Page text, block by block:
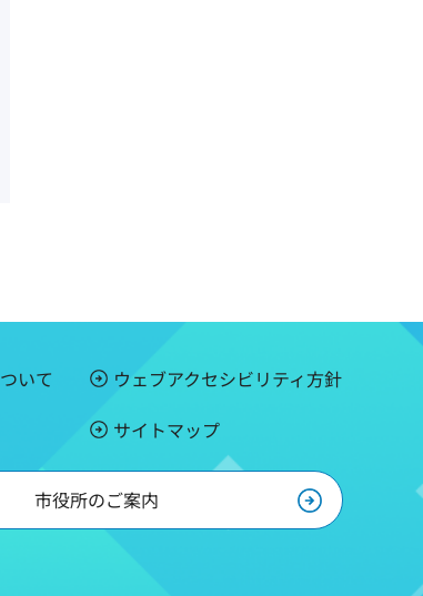
いて
ウェブアクセシビリティ方針
サイトマップ
市役所のご案内